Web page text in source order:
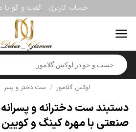
to
content
حساب کاربری گفت و گو با
Products
search
لوکس گلامور / ست دختر و پسر
دستبند ست دخترانه و
صنعتی با مهره کینگ و کویین DS-N157